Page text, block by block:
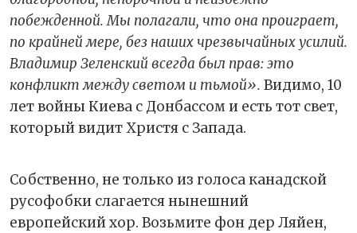
побежденной. Мы полагали, что она проиграет,
по крайней мере, без наших чрезвычайных усилий.
Владимир Зеленский всегда был прав: это
конфликт между светом и тьмой». Видимо, 10
лет войны Киева с Донбассом и есть тот свет,
который видит Христя с Запада.
Собственно, не только из голоса канадской
русофобки слагается нынешний
европейский хор. Возьмите фон дер Ляйен,